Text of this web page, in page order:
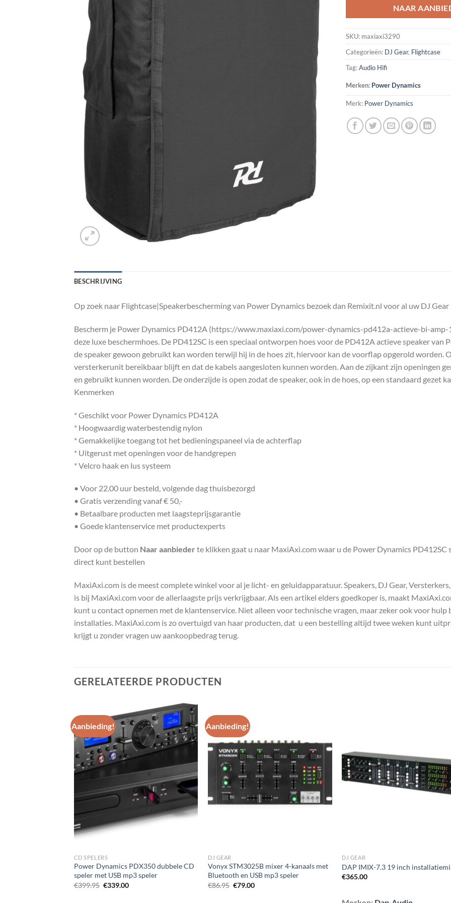
NAAR
SKU: maxiaxi3290
Categorieën: DJ Gear, Flightcase
Tag:Audio Hifi
Merken: Power Dynamics
Merk: Power Dynamics
BESCHRIJVING
Op zoek naar Flightcase|Speakerbescherming van Power Dynamics bezoek dan Remixit.nl voor al uw DJ Gear
Bescherm je Power Dynamics PD412A (https://www.maxiaxi.com/power-dynamics-pd412a-actieve-bi-
deze luxe beschermhoes. De PD412SC is een speciaal ontworpen hoes voor de PD412A actieve speaker van
de speaker gewoon gebruikt kan worden terwijl hij in de hoes zit, hiervoor kan de voorflap opgerold worden.
versterkerunit bereikbaar blijft en dat de kabels aangesloten kunnen worden. Aan de zijkant zijn openingen
en gebruikt kunnen worden. De onderzijde is open zodat de speaker, ook in de hoes, op een standaard gezet
Kenmerken
* Geschikt voor Power Dynamics PD412A
* Hoogwaardig waterbestendig nylon
* Gemakkelijke toegang tot het bedieningspaneel via de achterflap
* Uitgerust met openingen voor de handgrepen
* Velcro haak en lus systeem
• Voor 22.00 uur besteld, volgende dag thuisbezorgd
• Gratis verzending vanaf € 50,-
• Betaalbare producten met laagsteprijsgarantie
• Goede klantenservice met productexperts
Door op de button Naar aanbieder te klikken gaat u naar MaxiAxi.com waar u de Power Dynamics
direct kunt bestellen
MaxiAxi.com is de meest complete winkel voor al je licht- en geluidapparatuur. Speakers, DJ Gear,
is bij MaxiAxi.com voor de allerlaagste prijs verkrijgbaar. Als een artikel elders goedkoper is, maakt
kunt u contact opnemen met de klantenservice. Niet alleen voor technische vragen, maar zeker ook voor
installaties. MaxiAxi.com is zo overtuigd van haar producten, dat u een bestelling altijd twee weken kunt
krijgt u zonder vragen uw aankoopbedrag terug.
GERELATEERDE PRODUCTEN
Aanbieding!
Toevoegen
CD SPELERS
Power Dynamics PDX350 dubbele CD
speler met USB mp3 speler
€399.95 Oorspronkelijke
€339.00Huidige
Aanbieding!
Toevoegen
aan
wenslijst
DJ GEAR
Vonyx STM3025B mixer 4-kanaals met
Bluetooth en USB mp3 speler
€86.95 Oorspronkelijke
€79.00Huidige
DJ GEAR
DAP IMIX-7.3 19 inch
€365.00